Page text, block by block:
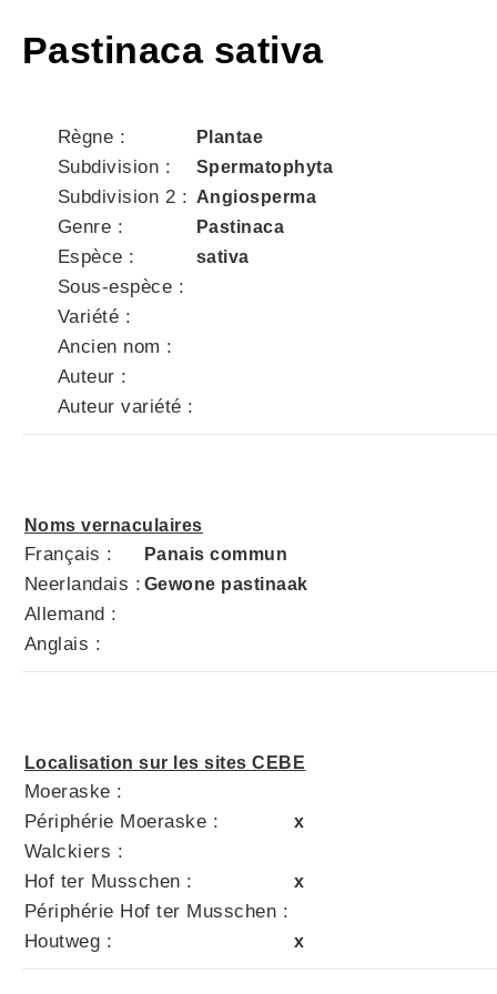
Pastinaca sativa
Règne : Plantae
Subdivision : Spermatophyta
Subdivision 2 : Angiosperma
Genre : Pastinaca
Espèce : sativa
Sous-espèce :
Variété :
Ancien nom :
Auteur :
Auteur variété :
Noms vernaculaires
Français : Panais commun
Neerlandais : Gewone pastinaak
Allemand :
Anglais :
Localisation sur les sites CEBE
Moeraske :
Périphérie Moeraske :
x
Walckiers :
Hof ter Musschen :
x
Périphérie Hof ter Musschen :
Houtweg :
x